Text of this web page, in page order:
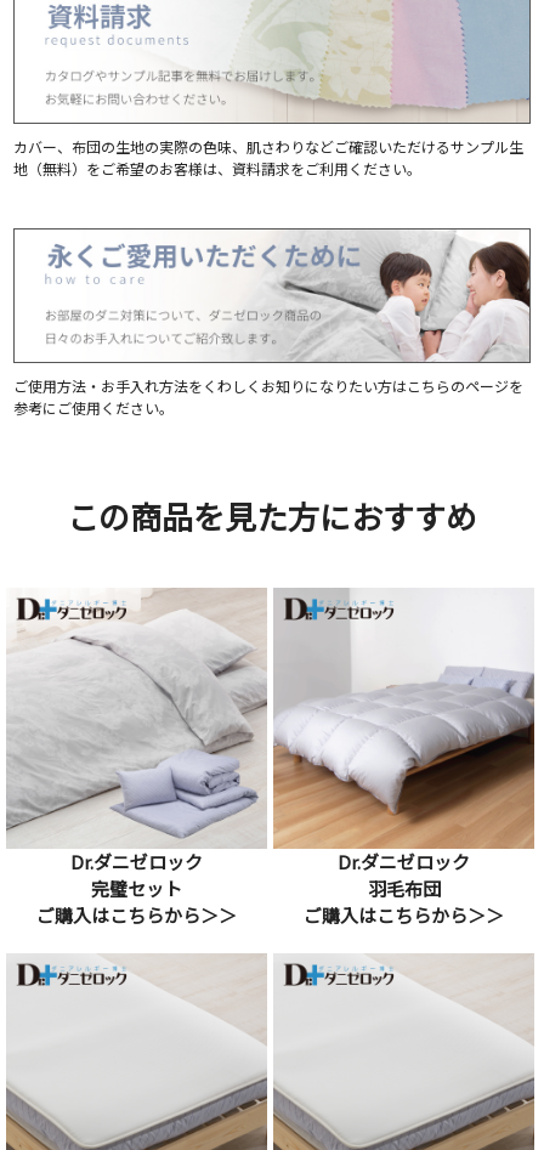
カバー、布団の生地の実際の色味、肌さわりなどご確認いただけるサンプル生
地（無料）をご希望のお客様は、資料請求をご利用ください。
ご使用方法・お手入れ方法をくわしくお知りになりたい方はこちらのページを
参考にご使用ください。
この商品を見た方におすすめ
Dr.ダニゼロック
完璧セット
ご購入はこちらから＞＞
Dr.ダニゼロック
羽毛布団
ご購入はこちらから＞＞